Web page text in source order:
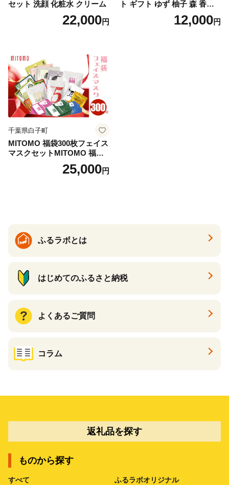
セット 洗顔 化粧水 クリーム
22,000円
ト ギフト ゆず 柚子 森 香り
日用品 お風呂 バス用品 温活
アロマ 香り まとめ買い静岡
12,000円
千葉県白子町
MITOMO 福袋300枚フェイス
マスクセットMITOMO 福袋3
00枚フェイスマスクセット
ふるさと納税 パック ファイ
25,000円
ふるラボとは
はじめてのふるさと納税
よくあるご質問
コラム
返礼品を探す
ものから探す
すべて ふるラボオリジナル